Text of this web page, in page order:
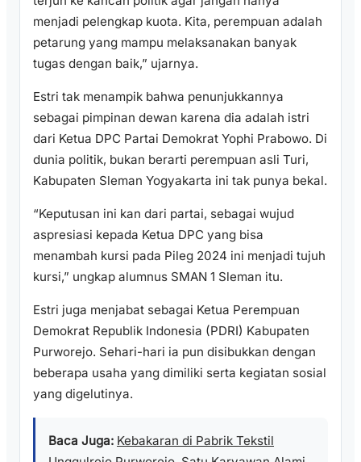
menjadi pelengkap kuota. Kita, perempuan adalah
petarung yang mampu melaksanakan banyak
tugas dengan baik,” ujarnya.
Estri tak menampik bahwa penunjukkannya
sebagai pimpinan dewan karena dia adalah istri
dari Ketua DPC Partai Demokrat Yophi Prabowo. Di
dunia politik, bukan berarti perempuan asli Turi,
Kabupaten Sleman Yogyakarta ini tak punya bekal.
“Keputusan ini kan dari partai, sebagai wujud
aspresiasi kepada Ketua DPC yang bisa
menambah kursi pada Pileg 2024 ini menjadi tujuh
kursi,” ungkap alumnus SMAN 1 Sleman itu.
Estri juga menjabat sebagai Ketua Perempuan
Demokrat Republik Indonesia (PDRI) Kabupaten
Purworejo. Sehari-hari ia pun disibukkan dengan
beberapa usaha yang dimiliki serta kegiatan sosial
yang digelutinya.
Baca Juga: Kebakaran di Pabrik Tekstil